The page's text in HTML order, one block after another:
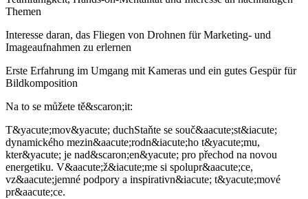
Themen
Interesse daran, das Fliegen von Drohnen für Marketing- und
Imageaufnahmen zu erlernen
Erste Erfahrung im Umgang mit Kameras und ein gutes Gespür für
Bildkomposition
Na to se můžete tě&scaron;it:
T&yacute;mov&yacute; duchStaňte se souč&aacute;st&iacute;
dynamického mezin&aacute;rodn&iacute;ho t&yacute;mu,
kter&yacute; je nad&scaron;en&yacute; pro přechod na novou
energetiku. V&aacute;ž&iacute;me si spolupr&aacute;ce,
vz&aacute;jemné podpory a inspirativn&iacute; t&yacute;mové
pr&aacute;ce.